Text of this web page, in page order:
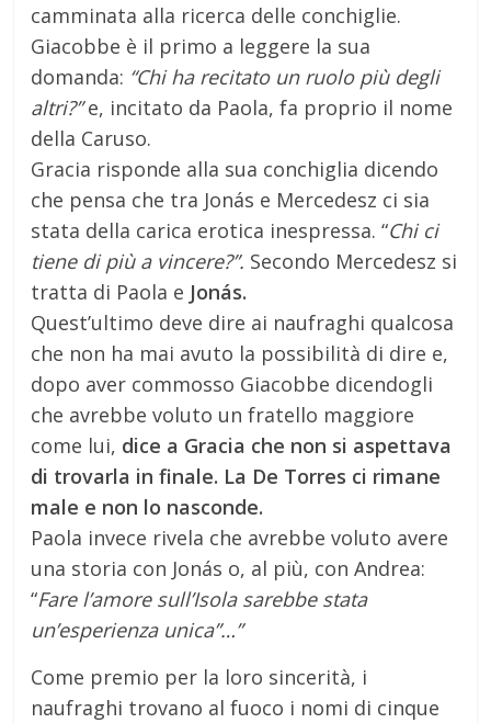
camminata alla ricerca delle conchiglie.
Giacobbe è il primo a leggere la sua
domanda: “Chi ha recitato un ruolo più degli
altri?”e, incitato da Paola, fa proprio il nome
della Caruso.
Gracia risponde alla sua conchiglia dicendo
che pensa che tra Jonás e Mercedesz ci sia
stata della carica erotica inespressa. “Chi ci
tiene di più a vincere?”. Secondo Mercedesz si
tratta di Paola e Jonás.
Quest’ultimo deve dire ai naufraghi qualcosa
che non ha mai avuto la possibilità di dire e,
dopo aver commosso Giacobbe dicendogli
che avrebbe voluto un fratello maggiore
come lui, dice a Gracia che non si aspettava
di trovarla in finale. La De Torres ci rimane
male e non lo nasconde.
Paola invece rivela che avrebbe voluto avere
una storia con Jonás o, al più, con Andrea:
“Fare l’amore sull’Isola sarebbe stata
un’esperienza unica”…”
Come premio per la loro sincerità, i
naufraghi trovano al fuoco i nomi di cinque